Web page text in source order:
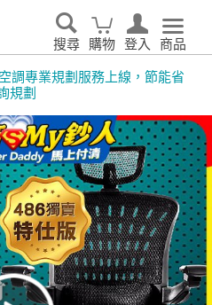
搜尋 購物 登入 商品
調專業規劃服務上線，節能省
規劃